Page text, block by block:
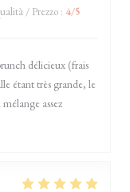
/ Prezzo : 4/5
délicieux (frais
étant très grande, le
assez